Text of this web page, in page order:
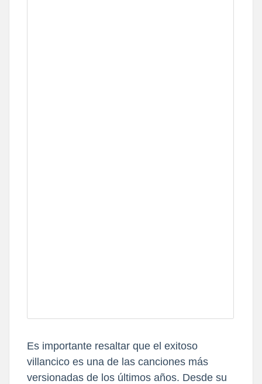
Es importante resaltar que el exitoso
villancico es una de las canciones más
versionadas de los últimos años. Desde su